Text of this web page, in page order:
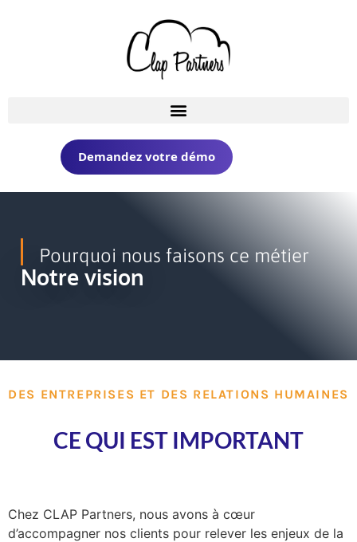
Demandez votre démo
Pourquoi nous faisons ce métier
Notre vision
DES ENTREPRISES ET DES RELATIONS HUMAINES
CE QUI EST IMPORTANT
Chez CLAP Partners, nous avons à cœur
d’accompagner nos clients pour relever les enjeux de la